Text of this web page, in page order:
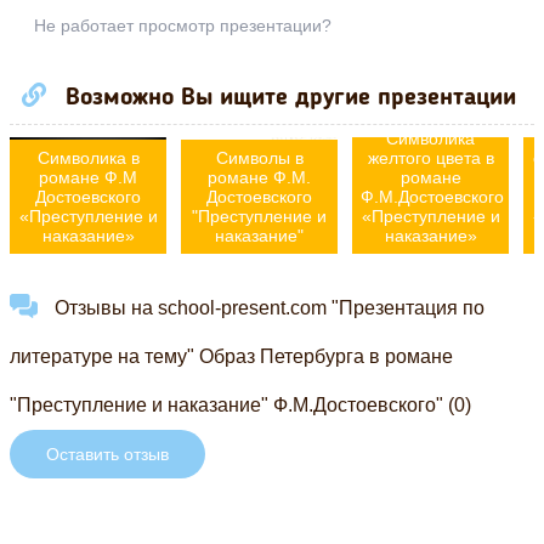
Не работает просмотр презентации?
Возможно Вы ищите другие презентации
Символика в
романе Ф.М
Достоевского
«Преступление и
наказание»
Символы в
романе Ф.М.
Достоевского
"Преступление и
наказание"
Символика
желтого цвета в
романе
Ф.М.Достоевского
«Преступление и
наказание»
Отзывы на school-present.com "Презентация по
литературе на тему" Образ Петербурга в романе
"Преступление и наказание" Ф.М.Достоевского" (0)
Оставить отзыв